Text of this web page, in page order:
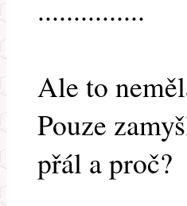
...............
Ale to
Pouze
přál a proč?